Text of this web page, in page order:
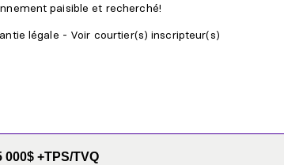
paisible et recherché!
légale - Voir courtier(s) inscripteur(s)
+TPS/TVQ